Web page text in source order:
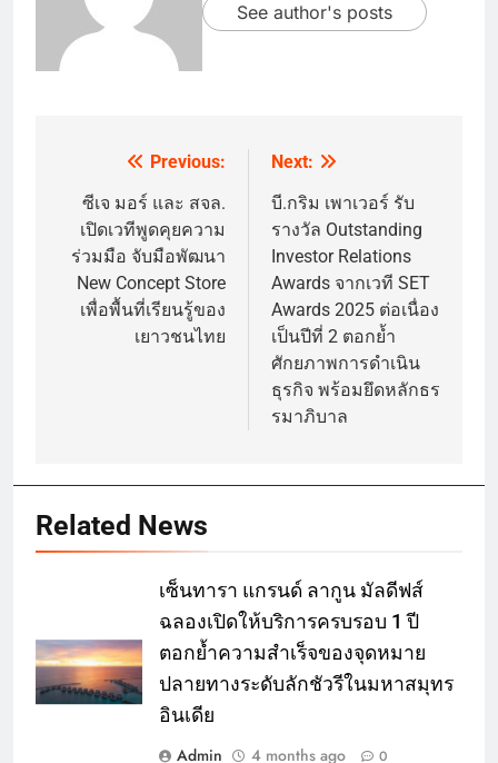
See author's posts
navigation
Previous:
ซีเจ มอร์ และ สจล.
เปิดเวทีพูดคุยความ
ร่วมมือ จับมือพัฒนา
New Concept Store
เพื่อพื้นที่เรียนรู้ของ
เยาวชนไทย
Next:
บี.กริม เพาเวอร์ รับ
รางวัล Outstanding
Investor Relations
Awards จากเวที SET
Awards 2025 ต่อเนื่อง
เป็นปีที่ 2 ตอกย้ำ
ศักยภาพการดำเนิน
ธุรกิจ พร้อมยึดหลักธร
รมาภิบาล
Related News
เซ็นทารา แกรนด์ ลากูน มัลดีฟส์
ฉลองเปิดให้บริการครบรอบ 1 ปี
ตอกย้ำความสำเร็จของจุดหมาย
ปลายทางระดับลักชัวรีในมหาสมุทร
อินเดีย
Admin
4 months ago 0